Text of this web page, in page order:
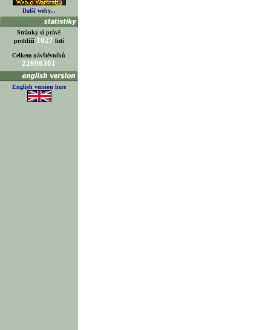
Další weby...
Stránky si právě
prohlíží 1027 lidí
Celkem návštěvníků
22696361
English version here